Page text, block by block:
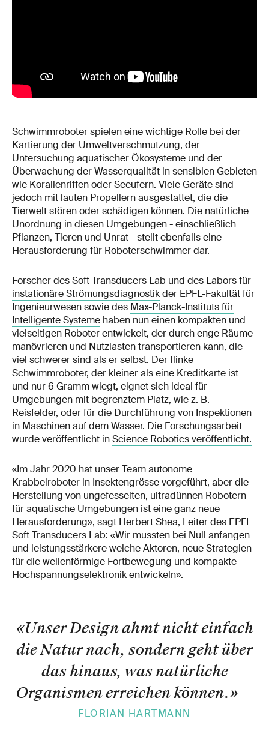
Schwimmroboter spielen eine wichtige Rolle bei der
Kartierung der Umweltverschmutzung, der
Untersuchung aquatischer Ökosysteme und der
Überwachung der Wasserqualität in sensiblen Gebieten
wie Korallenriffen oder Seeufern. Viele Geräte sind
jedoch mit lauten Propellern ausgestattet, die die
Tierwelt stören oder schädigen können. Die natürliche
Unordnung in diesen Umgebungen - einschließlich
Pflanzen, Tieren und Unrat - stellt ebenfalls eine
Herausforderung für Roboterschwimmer dar.
Forscher desSoft Transducers Lab und des Labors für
instationäre Strömungsdiagnostikder EPFL-Fakultät für
Ingenieurwesen sowie des Max-Planck-Instituts für
Intelligente Systeme haben nun einen kompakten und
vielseitigen Roboter entwickelt, der durch enge Räume
manövrieren und Nutzlasten transportieren kann, die
viel schwerer sind als er selbst. Der flinke
Schwimmroboter, der kleiner als eine Kreditkarte ist
und nur 6 Gramm wiegt, eignet sich ideal für
Umgebungen mit begrenztem Platz, wie z. B.
Reisfelder, oder für die Durchführung von Inspektionen
in Maschinen auf dem Wasser. Die Forschungsarbeit
wurde veröffentlicht inScience Robotics veröffentlicht.
«Im Jahr 2020 hat unser Team autonome
Krabbelroboter in Insektengrösse vorgeführt, aber die
Herstellung von ungefesselten, ultradünnen Robotern
für aquatische Umgebungen ist eine ganz neue
Herausforderung», sagt Herbert Shea, Leiter des EPFL
Soft Transducers Lab: «Wir mussten bei Null anfangen
und leistungsstärkere weiche Aktoren, neue Strategien
für die wellenförmige Fortbewegung und kompakte
Hochspannungselektronik entwickeln».
«Unser Design ahmt nicht einfach
die Natur nach, sondern geht über
das hinaus, was natürliche
Organismen erreichen können.»
FLORIAN HARTMANN